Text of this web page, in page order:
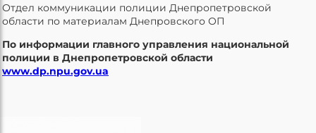
Отдел коммуникации полиции Днепропетровской
области по материалам Днепровского ОП
По информации главного управления национальной
полиции в Днепропетровской области
www.dp.npu.gov.ua